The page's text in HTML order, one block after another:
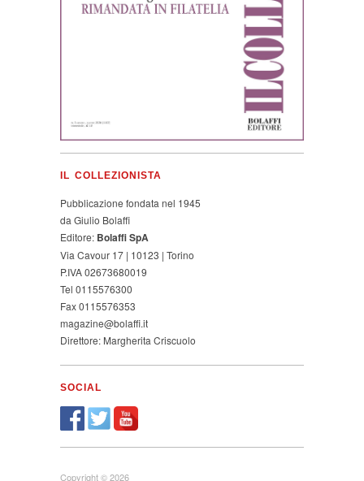
IL COLLEZIONISTA
Pubblicazione fondata nel 1945
da Giulio Bolaffi
Editore: Bolaffi SpA
Via Cavour 17 | 10123 | Torino
P.IVA 02673680019
Tel 0115576300
Fax 0115576353
magazine@bolaffi.it
Direttore: Margherita Criscuolo
SOCIAL
Copyright © 2026